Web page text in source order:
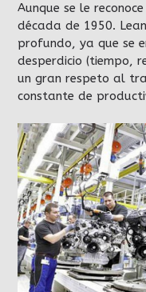
Aunque se le
década de 1950.
profundo, ya que se
desperdicio (tiempo,
un gran respeto al
constante de